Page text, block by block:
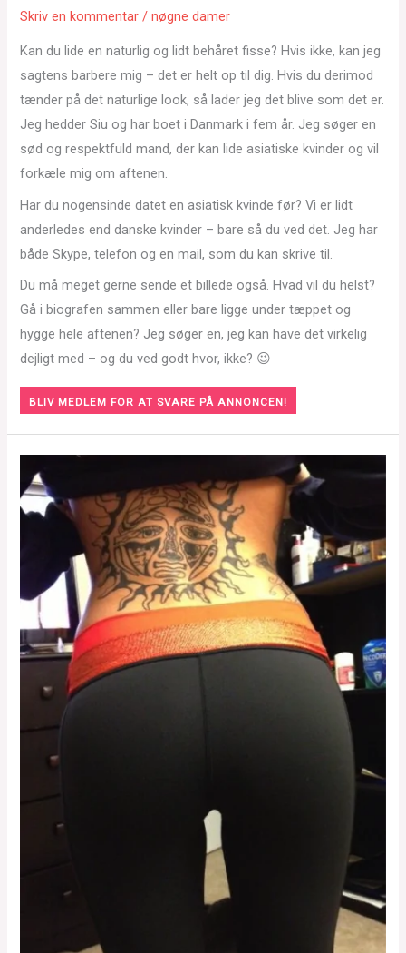
Skriv en kommentar /nøgne damer
Kan du lide en naturlig og lidt behåret fisse? Hvis ikke, kan jeg
sagtens barbere mig – det er helt op til dig. Hvis du derimod
tænder på det naturlige look, så lader jeg det blive som det er.
Jeg hedder Siu og har boet i Danmark i fem år. Jeg søger en
sød og respektfuld mand, der kan lide asiatiske kvinder og vil
forkæle mig om aftenen.
Har du nogensinde datet en asiatisk kvinde før? Vi er lidt
anderledes end danske kvinder – bare så du ved det. Jeg har
både Skype, telefon og en mail, som du kan skrive til.
Du må meget gerne sende et billede også. Hvad vil du helst?
Gå i biografen sammen eller bare ligge under tæppet og
hygge hele aftenen? Jeg søger en, jeg kan have det virkelig
dejligt med – og du ved godt hvor, ikke? 😉
BLIV MEDLEM FOR AT SVARE PÅ ANNONCEN!